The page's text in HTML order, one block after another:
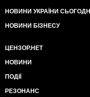
НОВИНИ УКРАЇНИ СЬОГОДНІ
НОВИНИ БІЗНЕСУ
ЦЕНЗОР.НЕТ
НОВИНИ
ПОДІЇ
РЕЗОНАНС